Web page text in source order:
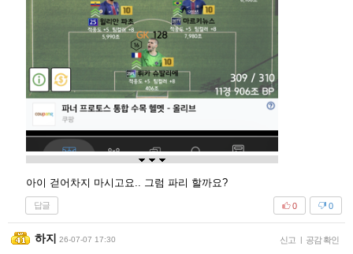
아이 걷어차지 마시고요.. 그럼 파리 할까요?
답글 0
0
하지 26-07-07 17:30 신고 | 공감 확인